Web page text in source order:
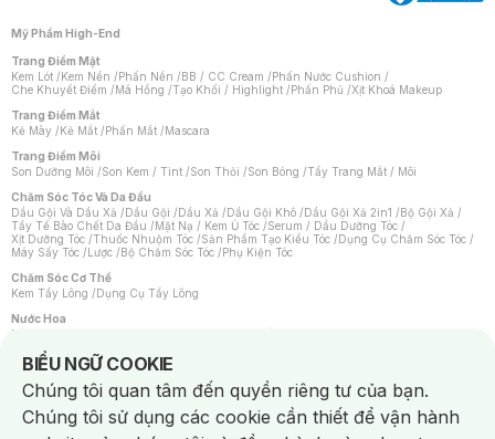
Mỹ Phẩm High-End
Trang Điểm Mặt
Kem Lót /Kem Nền /Phấn Nền /BB / CC Cream /Phấn Nước Cushion /
Che Khuyết Điểm /Má Hồng /Tạo Khối / Highlight /Phấn Phủ /Xịt Khoá Makeup
Trang Điểm Mắt
Kẻ Mày /Kẻ Mắt /Phấn Mắt /Mascara
Trang Điểm Môi
Son Dưỡng Môi /Son Kem / Tint /Son Thỏi /Son Bóng /Tẩy Trang Mắt / Môi
Chăm Sóc Tóc Và Da Đầu
Dầu Gội Và Dầu Xả /Dầu Gội /Dầu Xả /Dầu Gội Khô /Dầu Gội Xả 2in1 /Bộ Gội Xả /
Tẩy Tế Bào Chết Da Đầu /Mặt Nạ / Kem Ủ Tóc /Serum / Dầu Dưỡng Tóc /
Xịt Dưỡng Tóc /Thuốc Nhuộm Tóc /Sản Phẩm Tạo Kiểu Tóc /Dụng Cụ Chăm Sóc Tóc /
Máy Sấy Tóc /Lược /Bộ Chăm Sóc Tóc /Phụ Kiện Tóc
Chăm Sóc Cơ Thể
Kem Tẩy Lông /Dụng Cụ Tẩy Lông
Nước Hoa
Nước Hoa Nữ
Chăm Sóc Cá Nhân
Chống Muỗi /Khẩu Trang /Máy Massage/Mặt Nạ Xông Hơi /Nước Rửa Tay/
Sản Phẩm Chăm Sóc Khác /Bàn Chải Đánh Răng /Bàn Chải Điện/
Hỗ Trợ Trắng Răng/Kem Đánh Răng /Máy Tăm Nước/ Nước Súc Miệng/
Tăm / Chỉ Nha Khoa/ Xịt Thơm Miệng / Dung Dịch Vệ Sinh/Dưỡng Vùng Kín/
BIỂU NGỮ COOKIE
Notice about cookies usage
Chúng tôi quan tâm đến quyền riêng tư của bạn.
Chúng tôi sử dụng các cookie cần thiết để vận hành